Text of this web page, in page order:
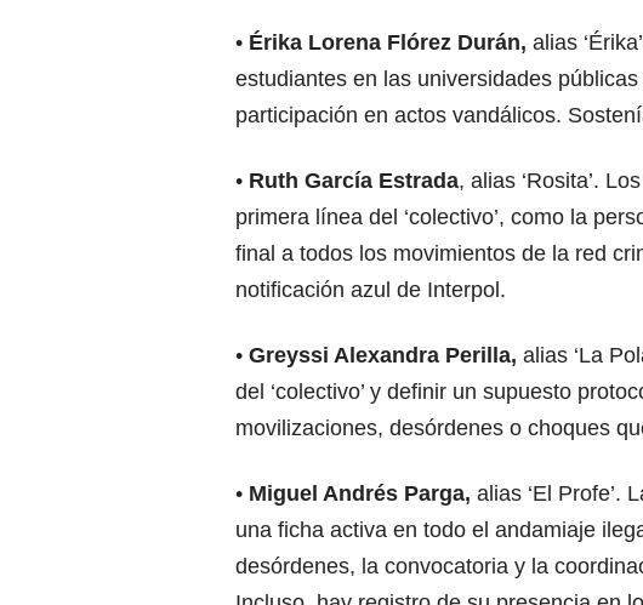
• Érika Lorena Flórez Durán, alias
estudiantes en las universidades
participación en actos vandálicos.
• Ruth García Estrada, alias ‘Rosita’.
primera línea del ‘colectivo’, como la
final a todos los movimientos de la red
notificación azul de Interpol.
• Greyssi Alexandra Perilla, alias ‘La
del ‘colectivo’ y definir un supuesto
movilizaciones, desórdenes o choques
• Miguel Andrés Parga, alias ‘El Profe’.
una ficha activa en todo el andamiaje
desórdenes, la convocatoria y la